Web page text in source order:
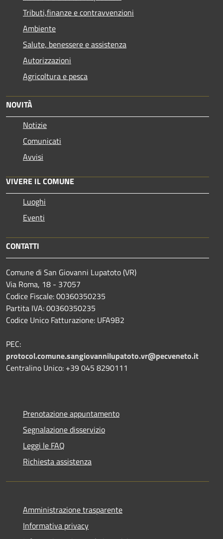
Tributi,finanze e contravvenzioni
Ambiente
Salute, benessere e assistenza
Autorizzazioni
Agricoltura e pesca
NOVITÀ
Notizie
Comunicati
Avvisi
VIVERE IL COMUNE
Luoghi
Eventi
CONTATTI
Comune di San Giovanni Lupatoto (VR)
Via Roma, 18 - 37057
Codice Fiscale: 00360350235
Partita IVA: 00360350235
Codice Unico Fatturazione: UFA9B2
PEC:
protocol.comune.sangiovannilupatoto.vr@pecveneto.it
Centralino Unico: +39 045 8290111
Prenotazione appuntamento
Segnalazione disservizio
Leggi le FAQ
Richiesta assistenza
Amministrazione trasparente
Informativa privacy